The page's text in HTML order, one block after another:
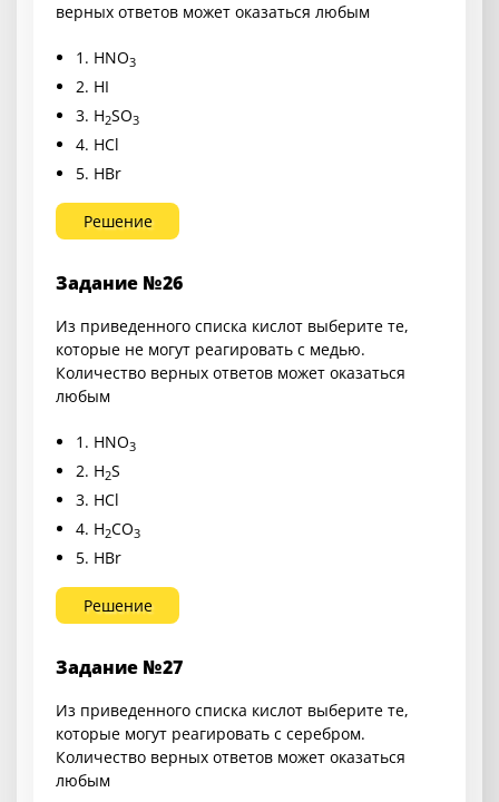
верных ответов может оказаться любым
1. HNO3
2. HI
3. H2SO3
4. HCl
5. HBr
Решение
Задание №26
Из приведенного списка кислот выберите те,
которые не могут реагировать с медью.
Количество верных ответов может оказаться
любым
1. HNO3
2. H2S
3. HCl
4. H2CO3
5. HBr
Решение
Задание №27
Из приведенного списка кислот выберите те,
которые могут реагировать с серебром.
Количество верных ответов может оказаться
любым